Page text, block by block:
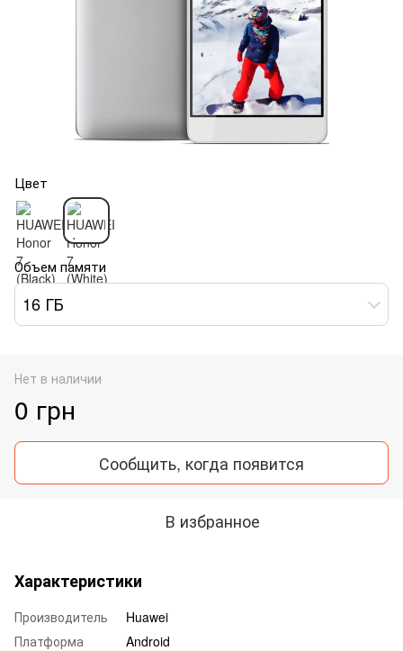
Цвет
Объем памяти
16 ГБ
Нет в наличии
0 грн
Сообщить, когда появится
В избранное
Характеристики
Производитель
Huawei
Платформа
Android